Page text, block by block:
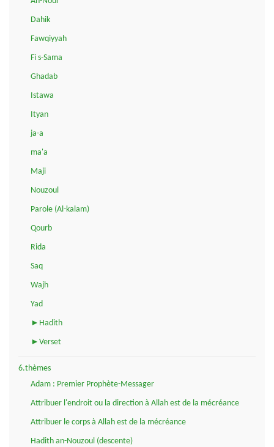
Dahik
Fawqiyyah
Fi s-Sama
Ghadab
Istawa
Ityan
ja-a
ma'a
Maji
Nouzoul
Parole (Al-kalam)
Qourb
Rida
Saq
Wajh
Yad
►Hadith
►Verset
6.thèmes
Adam : Premier Prophète-Messager
Attribuer l'endroit ou la direction à Allah est de la mécréance
Attribuer le corps à Allah est de la mécréance
Hadith an-Nouzoul (descente)